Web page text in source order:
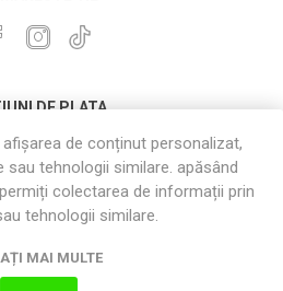
DE PLATA
de conținut personalizat,
tehnologii similare. apăsând
colectarea de informații prin
tehnologii similare.
MAI MULTE